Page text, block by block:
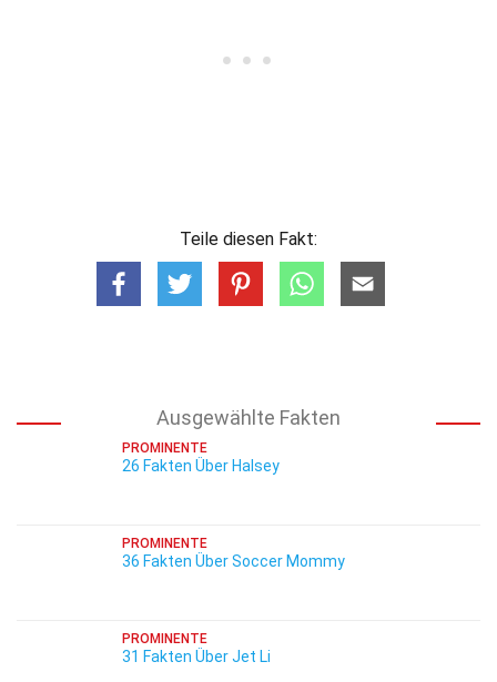
Teile diesen Fakt:
Ausgewählte Fakten
PROMINENTE
26 Fakten Über Halsey
PROMINENTE
36 Fakten Über Soccer Mommy
PROMINENTE
31 Fakten Über Jet Li